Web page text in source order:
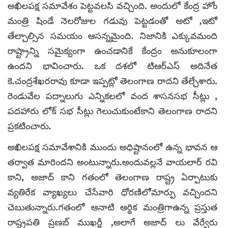
అఖిలపక్ష సమావేశం పెట్టవలసి వచ్చింది. అందులో కేంద్ర హోం
మంత్రి షిండే నెలరోజుల గడువు పెట్టడంతో అటో ,ఇటో
తేల్చాల్సిన సమయం ఆసన్నమైంది. నిజానికి ఎక్కువమంది
రాష్ట్రాన్ని సమైక్యంగా ఉంచడానికే కేంద్రం అనుకూలంగా
ఉందని భావించారు. ఒక దశలో టిఆర్ఎస్ అదినేత
కె.చంద్రశేఖరరావు కూడా ఇప్పట్లో తెలంగాణ రాదని తేల్చేశారు.
రెండువేల పద్నాలుగు ఎన్నికలలో వంద శాసనసభ సీట్లు ,
పదహారు లోక్ సభ సీట్లు గెలుచుకుంటేకాని తెలంగాణ రాదని
ప్రకటించారు.
అఖిలపక్ష సమావేశానికి ముందు అధిష్టానంలో ఉన్న భావన ఆ
తర్వాత మారిందని అంటున్నారు.అందువల్లనే వాయలార్ రవి
కాని, అజాద్ కాని గతంలో తెలంగాణ రాష్ట్ర ఏర్పాటుకు
వ్యతిరేక వ్యాఖ్యలు చేసేవారి ధోరణిలోమార్పు వచ్చిందని
చెబుతున్నారు.గతంలో ఆనాటి ఆర్ధిక మంత్రిగాఉన్న ప్రస్తుత
రాష్ట్రపతి ప్రణబ్ ముఖర్జీ ,అలాగే అజాద్ లు వేర్వేరు